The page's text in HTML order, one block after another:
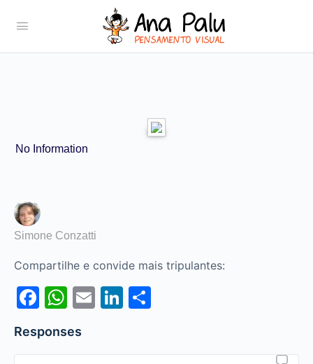
No Information
Simone Conzatti
Compartilhe e convide mais tripulantes:
Facebook
WhatsApp
EmailLinkedIn
Responses